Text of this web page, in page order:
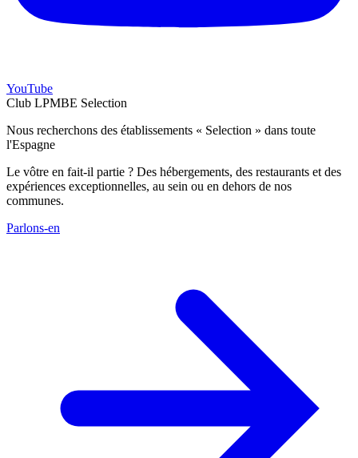
YouTube
Club LPMBE Selection
Nous recherchons des établissements « Selection » dans toute
l'Espagne
Le vôtre en fait-il partie ? Des hébergements, des restaurants et des
expériences exceptionnelles, au sein ou en dehors de nos
communes.
Parlons-en